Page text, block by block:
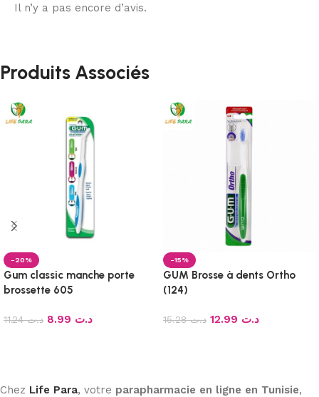
Il n’y a pas encore d’avis.
Produits Associés
-20%
Gum classic manche porte
brossette 605
د.ت11.24 د.ت
-15%
GUM Brosse à dents Ortho
(124)
د.ت15.28 د.ت
Chez Life Para, votre parapharmacie en ligne en Tunisie,